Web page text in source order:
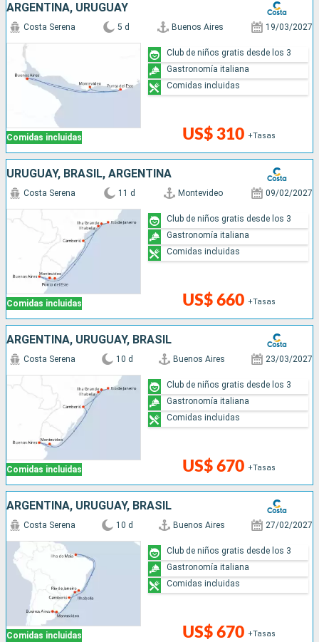
ARGENTINA, URUGUAY
Comidas incluidas
Costa Serena 5 d Buenos Aires 19/03/2027
US$ 310 +Tasas
Club de niños gratis desde los 3
Gastronomía italiana
Comidas incluidas
URUGUAY, BRASIL, ARGENTINA
Comidas incluidas
Costa Serena 11 d Montevideo 09/02/2027
US$ 660 +Tasas
Club de niños gratis desde los 3
Gastronomía italiana
Comidas incluidas
ARGENTINA, URUGUAY, BRASIL
Comidas incluidas
Costa Serena 10 d Buenos Aires 23/03/2027
US$ 670 +Tasas
Club de niños gratis desde los 3
Gastronomía italiana
Comidas incluidas
ARGENTINA, URUGUAY, BRASIL
Comidas incluidas
Costa Serena 10 d Buenos Aires 27/02/2027
US$ 670 +Tasas
Club de niños gratis desde los 3
Gastronomía italiana
Comidas incluidas